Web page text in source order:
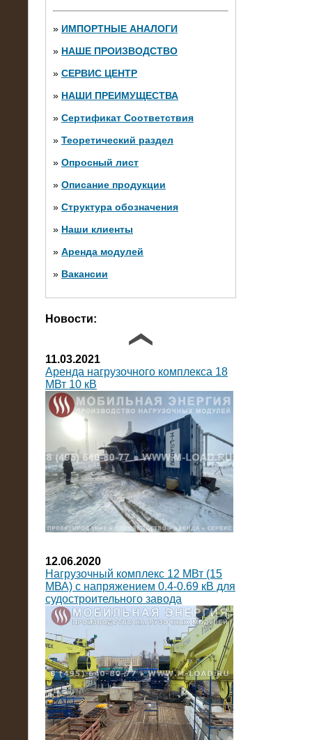
» ИМПОРТНЫЕ АНАЛОГИ
» НАШЕ ПРОИЗВОДСТВО
» СЕРВИС ЦЕНТР
» НАШИ ПРЕИМУЩЕСТВА
» Сертификат Соответствия
» Теоретический раздел
» Опросный лист
» Описание продукции
» Структура обозначения
» Наши клиенты
» Аренда модулей
» Вакансии
Новости:
10.10.2014
Нагрузочный комплекс 20 МВт в 2
яруса (напряжение 6-10 кВ)
11.03.2021
Аренда нагрузочного комплекса 18
МВт 10 кВ
12.06.2020
Нагрузочный комплекс 12 МВт (15
МВА) с напряжением 0.4-0.69 кВ для
судостроительного завода